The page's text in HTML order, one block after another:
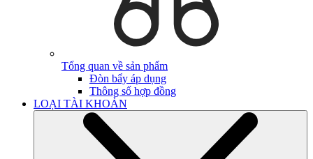
Tổng quan về sản phẩm
Đòn bẩy áp dụng
Thông số hợp đồng
LOẠI TÀI KHOẢN